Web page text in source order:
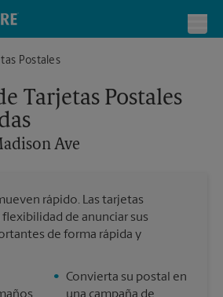
AvePostales
Tarjetas Postales
Ave
rápido. Las tarjetas
de anunciar sus
de forma rápida y
• Convierta su postal en